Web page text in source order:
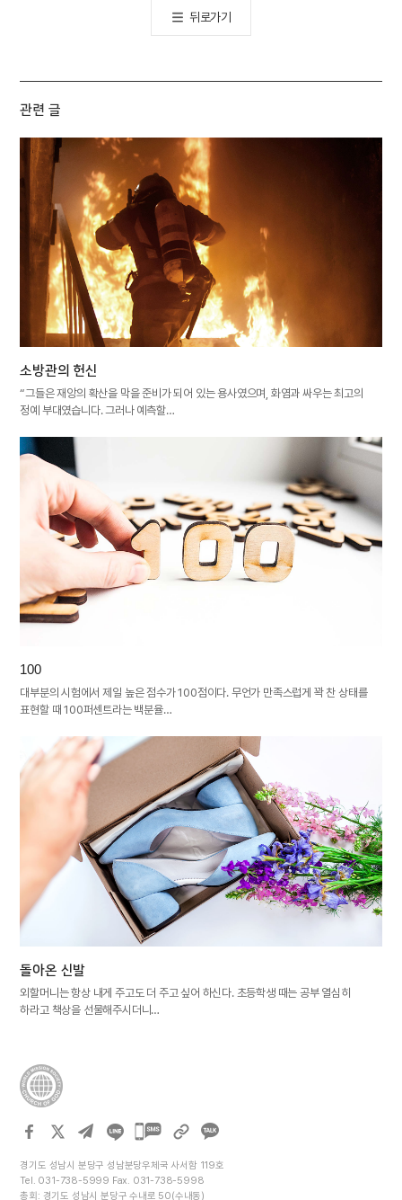
뒤로가기
관련 글
소방관의 헌신
“그들은 재앙의 확산을 막을 준비가 되어 있는 용사였으며, 화염과 싸우는 최고의
정예 부대였습니다. 그러나 예측할…
100
대부분의 시험에서 제일 높은 점수가 100점이다. 무언가 만족스럽게 꽉 찬 상태를
표현할 때 100퍼센트라는 백분율…
돌아온 신발
외할머니는 항상 내게 주고도 더 주고 싶어 하신다. 초등학생 때는 공부 열심히
하라고 책상을 선물해주시더니…
카카오톡
경기도 성남시 분당구 성남분당우체국 사서함 119호
Tel. 031-738-5999 Fax. 031-738-5998
총회: 경기도 성남시 분당구 수내로 50(수내동)